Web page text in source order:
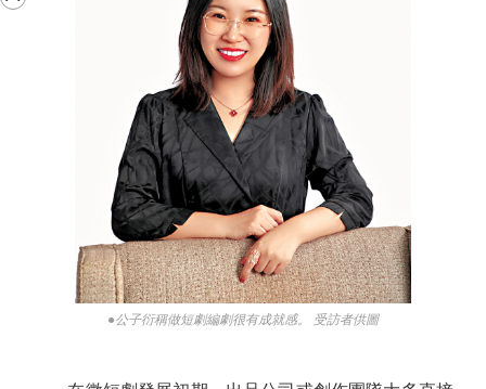
●公子衍稱做短劇編劇很有成就感。 受訪者供圖